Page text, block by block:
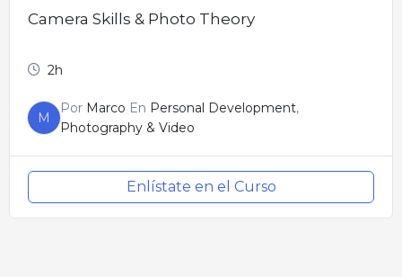
Camera Skills & Photo Theory
2h
M
Por Marco En Personal Development,
Photography & Video
Enlístate en el Curso